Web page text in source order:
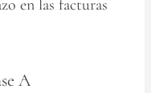
en las facturas
A